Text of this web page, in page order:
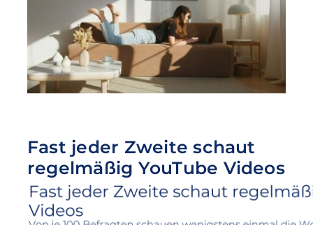
Fast jeder Zweite schaut
regelmäßig YouTube Videos